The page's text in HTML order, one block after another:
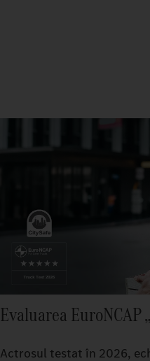
Evaluarea EuroNCAP
Actrosul testat în 2026,